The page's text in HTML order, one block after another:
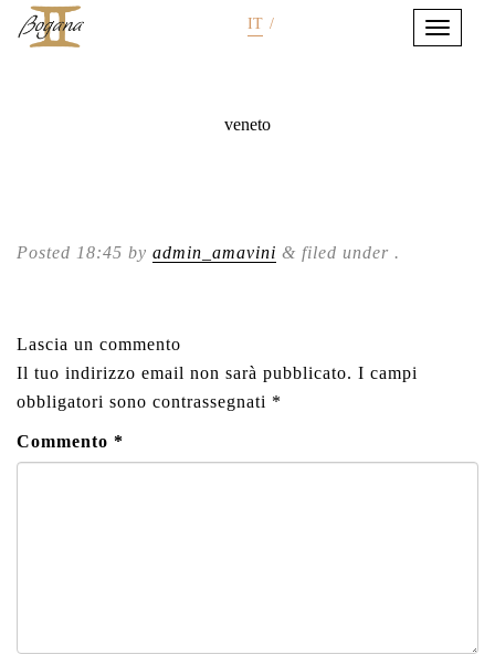
IT /
veneto
Posted 18:45 by admin_amavini & filed under .
Lascia un commento
Il tuo indirizzo email non sarà pubblicato. I campi
obbligatori sono contrassegnati *
Commento *